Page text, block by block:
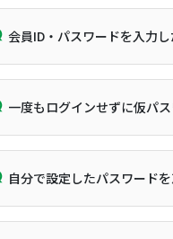
会員ID・パスワードを入力
一度もログインせずに仮パ
自分で設定したパスワード